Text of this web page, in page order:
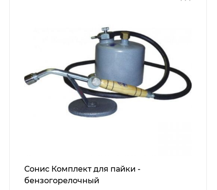
Сонис Комплект для пайки -
бензогорелочный